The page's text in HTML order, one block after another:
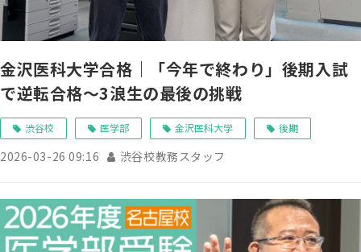
金沢医科大学合格｜「今年で終わり」後期入試
で逆転合格～3浪生の最後の挑戦
渋谷校 医学部 金沢医科大学 後期
2026-03-26 09:16 渋谷校教務スタッフ